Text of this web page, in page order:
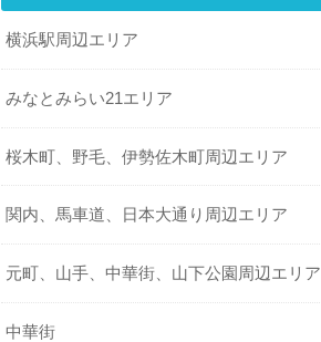
横浜駅周辺エリア
みなとみらい21エリア
桜木町、野毛、伊勢佐木町周辺エリア
関内、馬車道、日本大通り周辺エリア
元町、山手、中華街、山下公園周辺エリア
中華街